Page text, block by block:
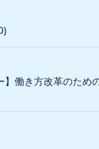
】働き方改革のため